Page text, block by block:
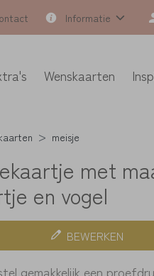
Informatie
Wenskaarten
meisje
met
en vogel
BEWERKEN
gemakkelijk een